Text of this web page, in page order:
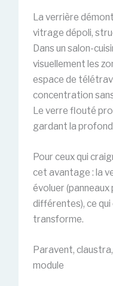
La verrière
vitrage dépoli,
Dans un salon-
visuellement les
espace de
concentration
Le verre flouté
gardant la
Pour ceux qui
cet avantage : la
évoluer
différentes), ce qui
transforme.
Paravent,
module